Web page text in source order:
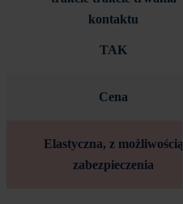
kontaktu
TAK
Cena
Elastyczna, z możliwością
zabezpieczenia